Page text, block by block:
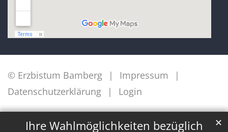
Ihre Wahlmöglichkeiten bezüglich
✕
© Erzbistum Bamberg
Impressum
Datenschutzerklärung
Login